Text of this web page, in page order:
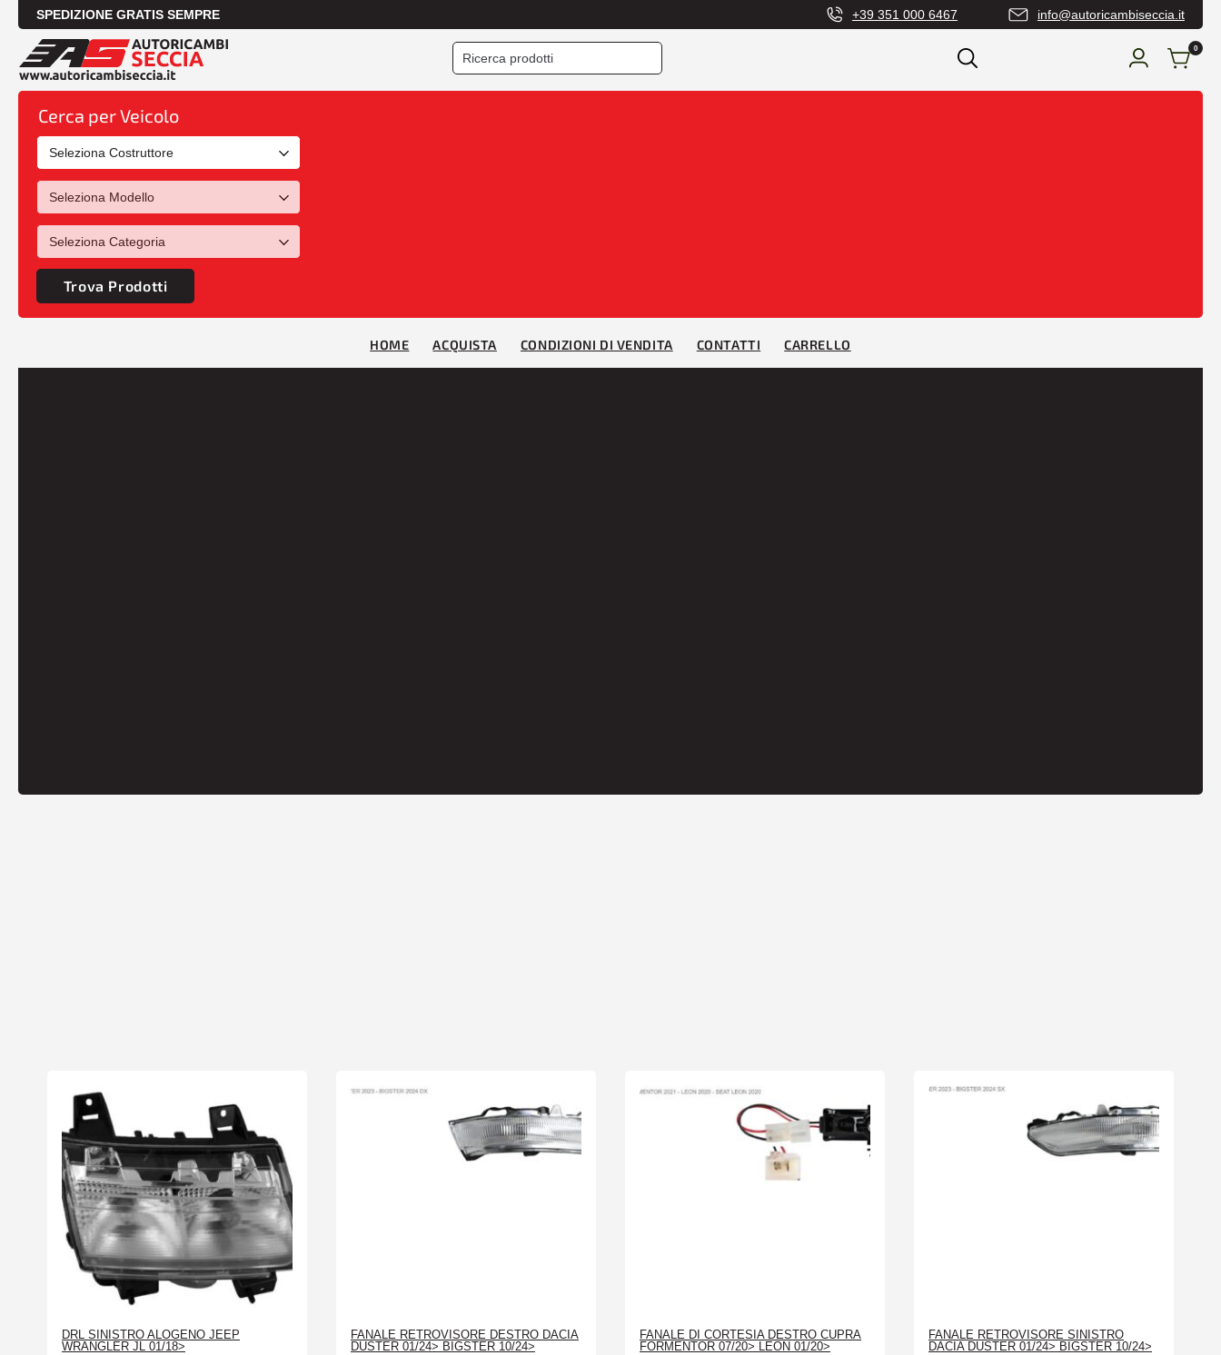
SPEDIZIONE GRATIS SEMPRE +39 351 000 6467 info@autoricambiseccia.it
0
Cerca per Veicolo
Trova Prodotti
HOME ACQUISTA CONDIZIONI DI VENDITA CONTATTI CARRELLO
DRL SINISTRO ALOGENO JEEP
WRANGLER JL 01/18>
FANALE RETROVISORE DESTRO DACIA
DUSTER 01/24> BIGSTER 10/24>
FANALE DI CORTESIA DESTRO CUPRA
FORMENTOR 07/20> LEON 01/20>
FANALE RETROVISORE SINISTRO
DACIA DUSTER 01/24> BIGSTER 10/24>